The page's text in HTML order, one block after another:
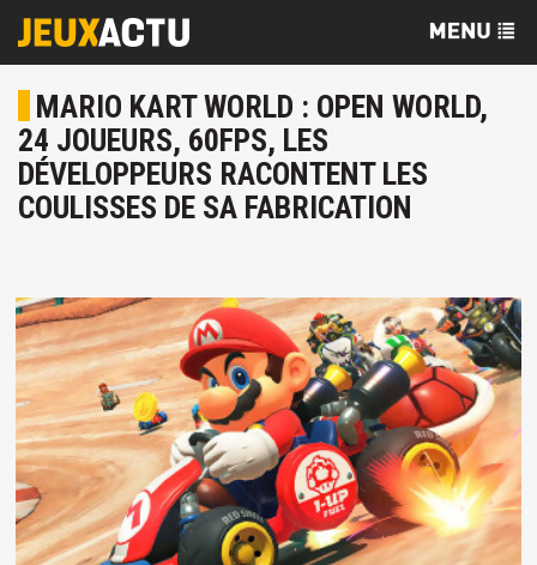
MARIO KART WORLD : OPEN WORLD,
24 JOUEURS, 60FPS, LES
DÉVELOPPEURS RACONTENT LES
COULISSES DE SA FABRICATION